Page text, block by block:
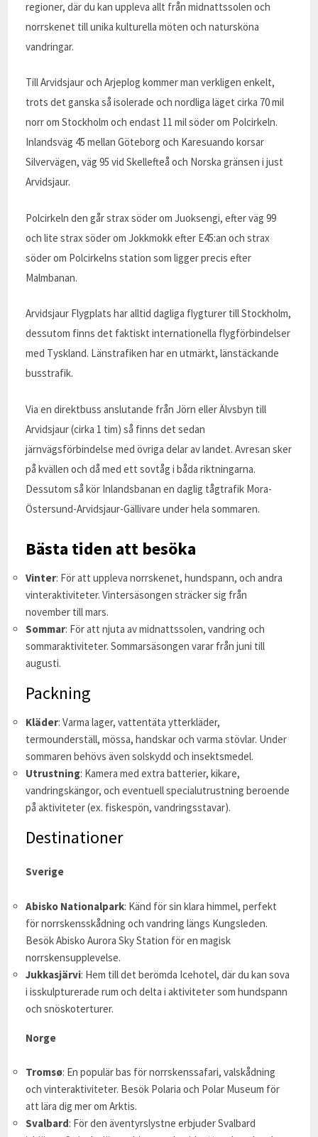
regioner, där du kan uppleva allt från midnattssolen och
norrskenet till unika kulturella möten och natursköna
vandringar.
Till Arvidsjaur och Arjeplog kommer man verkligen enkelt,
trots det ganska så isolerade och nordliga läget cirka 70 mil
norr om Stockholm och endast 11 mil söder om Polcirkeln.
Inlandsväg 45 mellan Göteborg och Karesuando korsar
Silvervägen, väg 95 vid Skellefteå och Norska gränsen i just
Arvidsjaur.
Polcirkeln den går strax söder om Juoksengi, efter väg 99
och lite strax söder om Jokkmokk efter E45:an och strax
söder om Polcirkelns station som ligger precis efter
Malmbanan.
Arvidsjaur Flygplats har alltid dagliga flygturer till Stockholm,
dessutom finns det faktiskt internationella flygförbindelser
med Tyskland. Länstrafiken har en utmärkt, länstäckande
busstrafik.
Via en direktbuss anslutande från Jörn eller Älvsbyn till
Arvidsjaur (cirka 1 tim) så finns det sedan
järnvägsförbindelse med övriga delar av landet. Avresan sker
på kvällen och då med ett sovtåg i båda riktningarna.
Dessutom så kör Inlandsbanan en daglig tågtrafik Mora-
Östersund-Arvidsjaur-Gällivare under hela sommaren.
Bästa tiden att besöka
Vinter: För att uppleva norrskenet, hundspann, och andra
vinteraktiviteter. Vintersäsongen sträcker sig från
november till mars.
Sommar: För att njuta av midnattssolen, vandring och
sommaraktiviteter. Sommarsäsongen varar från juni till
augusti.
Packning
Kläder: Varma lager, vattentäta ytterkläder,
termounderställ, mössa, handskar och varma stövlar. Under
sommaren behövs även solskydd och insektsmedel.
Utrustning: Kamera med extra batterier, kikare,
vandringskängor, och eventuell specialutrustning beroende
på aktiviteter (ex. fiskespön, vandringsstavar).
Destinationer
Sverige
Abisko Nationalpark: Känd för sin klara himmel, perfekt
för norrskensskådning och vandring längs Kungsleden.
Besök Abisko Aurora Sky Station för en magisk
norrskensupplevelse.
Jukkasjärvi: Hem till det berömda Icehotel, där du kan sova
i isskulpturerade rum och delta i aktiviteter som hundspann
och snöskoterturer.
Norge
Tromsø: En populär bas för norrskenssafari, valskådning
och vinteraktiviteter. Besök Polaria och Polar Museum för
att lära dig mer om Arktis.
Svalbard: För den äventyrslystne erbjuder Svalbard